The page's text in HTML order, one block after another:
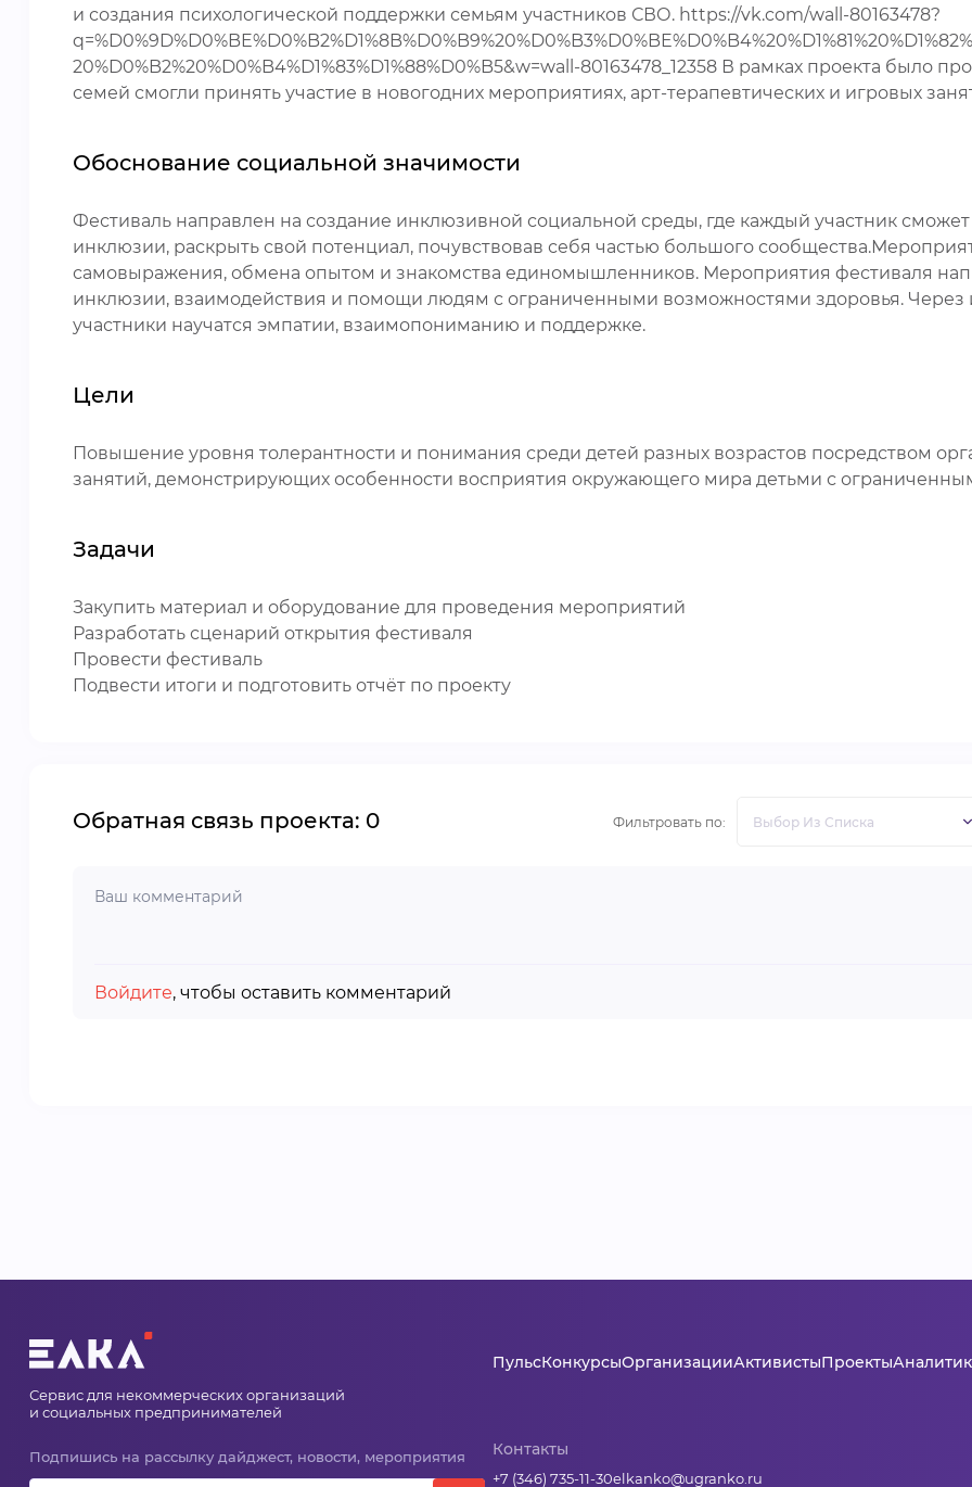
и создания психологической поддержки семьям участников СВО. https://vk.com/wall-80163478?
20%D0%B2%20%D0%B4%D1%83%D1%88%D0%B5&w=wall-80163478_12358 В рамках проекта было
семей смогли принять участие в новогодних мероприятиях, арт-терапевтических и игровых
Обоснование социальной значимости
Фестиваль направлен на создание инклюзивной социальной среды, где каждый участник
инклюзии, раскрыть свой потенциал, почувствовав себя частью большого
самовыражения, обмена опытом и знакомства единомышленников. Мероприятия фестиваля
инклюзии, взаимодействия и помощи людям с ограниченными возможностями здоровья. Через
участники научатся эмпатии, взаимопониманию и поддержке.
Цели
Повышение уровня толерантности и понимания среди детей разных возрастов посредством
занятий, демонстрирующих особенности восприятия окружающего мира детьми с
Задачи
Закупить материал и оборудование для проведения мероприятий
Разработать сценарий открытия фестиваля
Провести фестиваль
Подвести итоги и подготовить отчёт по проекту
Обратная связь проекта: 0 Фильтровать по:
Войдите, чтобы оставить комментарий
Сервис для некоммерческих организаций
и социальных предпринимателей
Подпишись на рассылку дайджест, новости, мероприятия
ПульсКонкурсыОрганизацииАктивистыПроекты
Контакты
+7 (346) 735-11-30elkanko@ugranko.ru